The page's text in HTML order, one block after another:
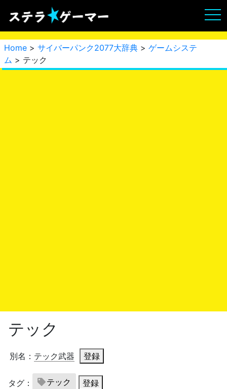
Home > サイバーパンク2077大辞典 > ゲームシステ
ム > テック
テック
別名： テック武器 登録
タグ： テック 登録